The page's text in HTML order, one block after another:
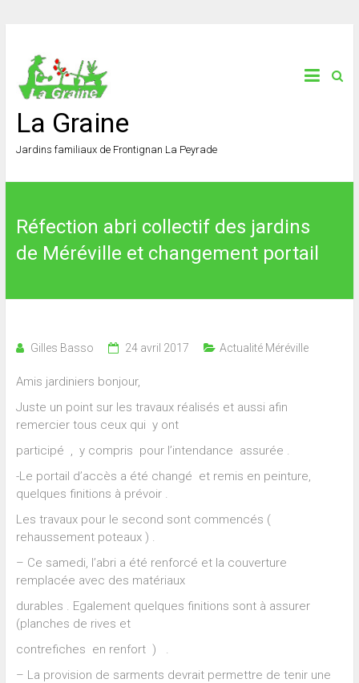
La Graine
Jardins familiaux de Frontignan La Peyrade
Réfection abri collectif des jardins
de Méréville et changement portail
Gilles Basso 24 avril 2017 Actualité Méréville
Amis jardiniers bonjour,
Juste un point sur les travaux réalisés et aussi afin
remercier tous ceux qui y ont
participé , y compris pour l’intendance assurée .
-Le portail d’accès a été changé et remis en peinture,
quelques finitions à prévoir .
Les travaux pour le second sont commencés (
rehaussement poteaux ) .
– Ce samedi, l’abri a été renforcé et la couverture
remplacée avec des matériaux
durables . Egalement quelques finitions sont à assurer
(planches de rives et
contrefiches en renfort ) .
– La provision de sarments devrait permettre de tenir une